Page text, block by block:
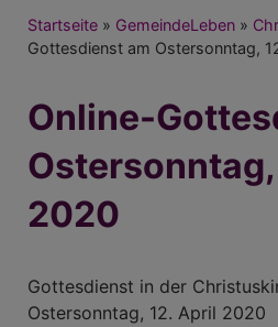
Breadcrumb
Startseite GemeindeLeben
Gottesdienst am Ostersonntag,
Online-
2020
Gottesdienst in der
Ostersonntag, 12. April 2020